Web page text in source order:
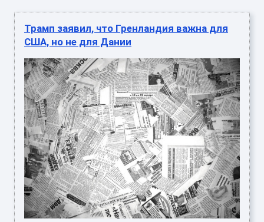
Трамп заявил, что Гренландия важна для
США, но не для Дании